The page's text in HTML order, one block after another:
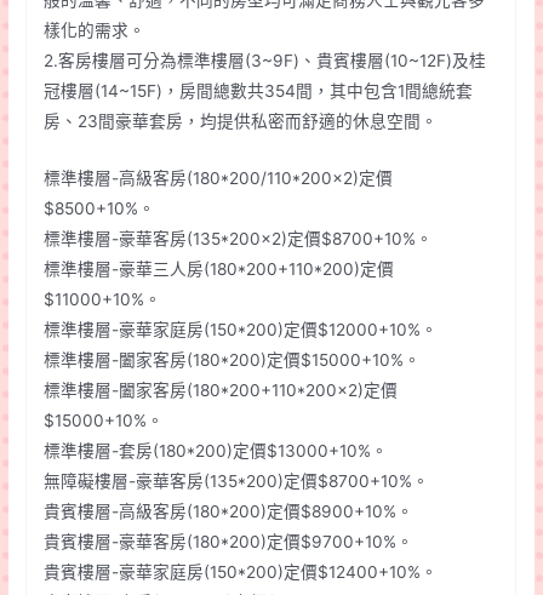
樣化的需求。
2.客房樓層可分為標準樓層(3~9F)、貴賓樓層(10~12F)及桂
冠樓層(14~15F)，房間總數共354間，其中包含1間總統套
房、23間豪華套房，均提供私密而舒適的休息空間。
標準樓層-高級客房(180*200/110*200×2)定價
$8500+10%。
標準樓層-豪華客房(135*200×2)定價$8700+10%。
標準樓層-豪華三人房(180*200+110*200)定價
$11000+10%。
標準樓層-豪華家庭房(150*200)定價$12000+10%。
標準樓層-闔家客房(180*200)定價$15000+10%。
標準樓層-闔家客房(180*200+110*200×2)定價
$15000+10%。
標準樓層-套房(180*200)定價$13000+10%。
無障礙樓層-豪華客房(135*200)定價$8700+10%。
貴賓樓層-高級客房(180*200)定價$8900+10%。
貴賓樓層-豪華客房(180*200)定價$9700+10%。
貴賓樓層-豪華家庭房(150*200)定價$12400+10%。